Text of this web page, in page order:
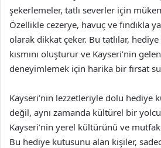
şekerlemeler, tatlı severler için
Özellikle cezerye, havuç ve fındıkla
olarak dikkat çeker. Bu tatlılar,
kısmını oluşturur ve Kayseri’nin
deneyimlemek için harika bir fırsat
Kayseri’nin lezzetleriyle dolu hediye
değil, aynı zamanda kültürel bir
Kayseri’nin yerel kültürünü ve
Bu hediye kutusunu alan kişiler,